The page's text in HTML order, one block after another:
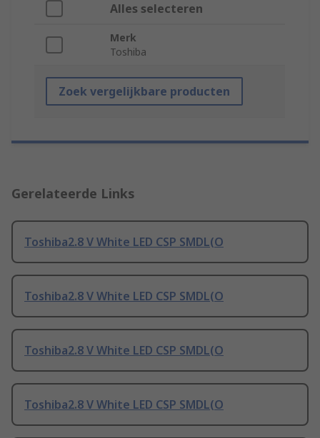
Alles selecteren
Merk
Toshiba
Zoek vergelijkbare producten
Gerelateerde Links
Toshiba2.8 V White LED CSP SMDL(O
Toshiba2.8 V White LED CSP SMDL(O
Toshiba2.8 V White LED CSP SMDL(O
Toshiba2.8 V White LED CSP SMDL(O